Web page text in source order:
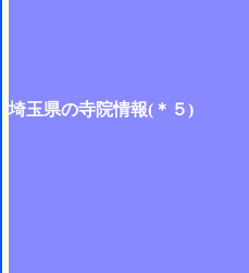
埼玉県の寺院情報(＊５)